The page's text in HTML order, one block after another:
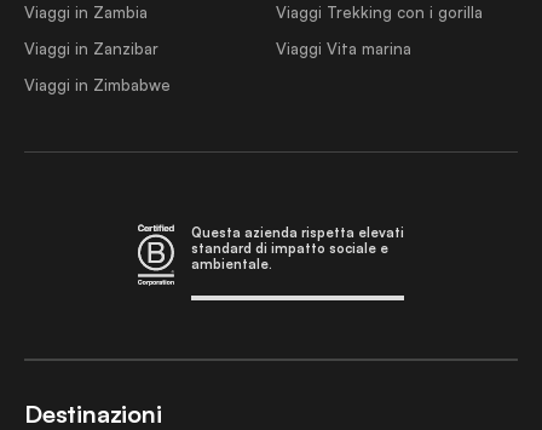
Viaggi in Zambia
Viaggi in Zanzibar
Viaggi in Zimbabwe
Viaggi Trekking con i gorilla
Viaggi Vita marina
Questa azienda rispetta elevati
standard di impatto sociale e
ambientale.
Destinazioni